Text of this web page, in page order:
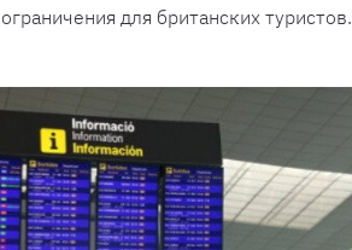
для британских туристов.